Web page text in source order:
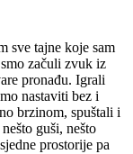
sve tajne koje sam
začuli zvuk iz
pronađu. Igrali
nastaviti bez i
brzinom, spuštali i
guši, nešto
prostorije pa